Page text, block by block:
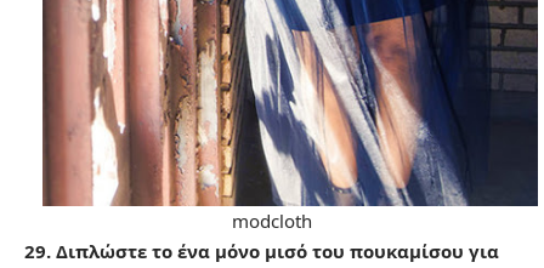
modcloth
29. Διπλώστε το ένα μόνο μισό του πουκαμίσου για